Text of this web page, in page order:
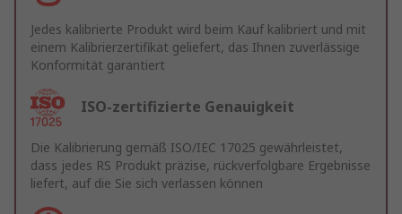
Jedes kalibrierte Produkt wird beim Kauf kalibriert und mit
einem Kalibrierzertifikat geliefert, das Ihnen zuverlässige
Konformität garantiert
ISO-zertifizierte Genauigkeit
Die Kalibrierung gemäß ISO/IEC 17025 gewährleistet,
dass jedes RS Produkt präzise, rückverfolgbare Ergebnisse
liefert, auf die Sie sich verlassen können